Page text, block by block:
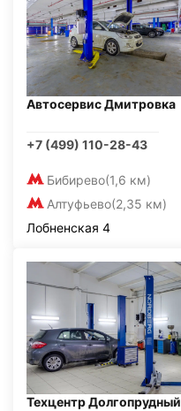
Автосервис Дмитровка
+7 (499) 110-28-43
Бибирево(1,6 км)
Алтуфьево(2,35 км)
Лобненская 4
Техцентр Долгопрудный